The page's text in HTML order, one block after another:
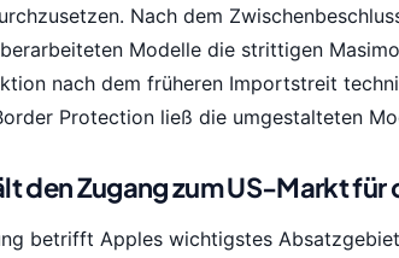
Nach dem
Modelle die strittigen
nach dem früheren Importstreit
Protection ließ die umgestalteten
den Zugang zum US-Markt für
betrifft Apples wichtigstes